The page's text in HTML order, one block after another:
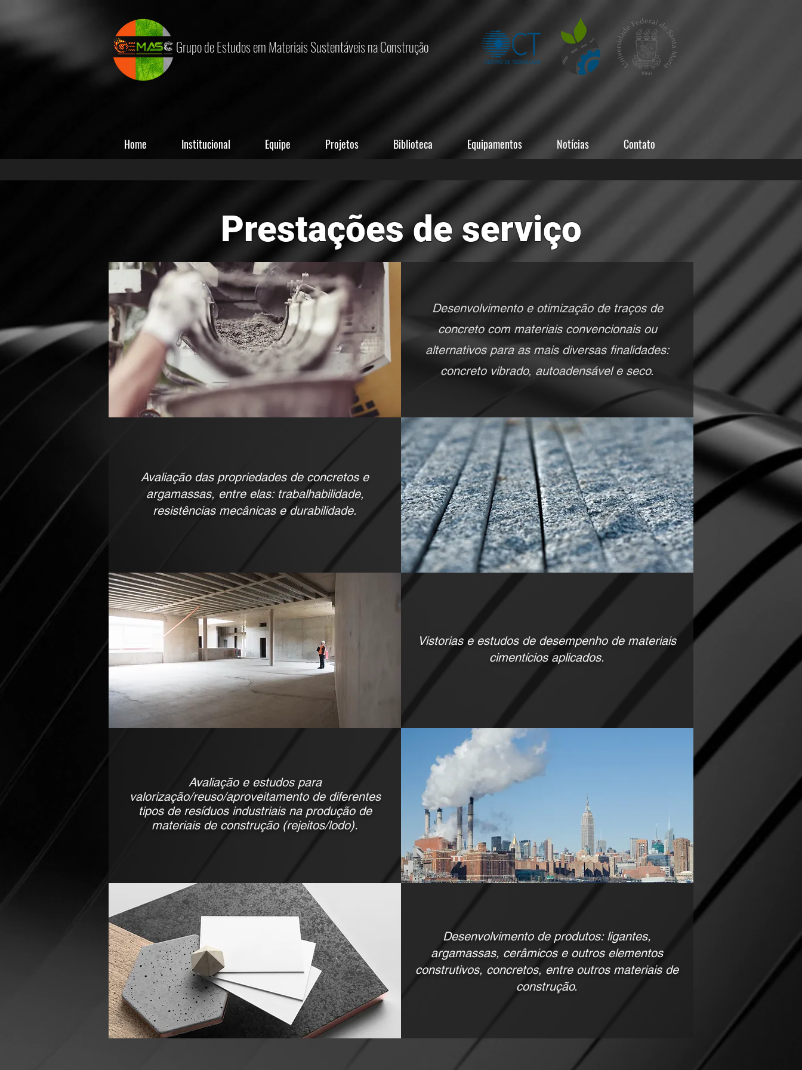
Grupo de Estudos em Materiais Sustentáveis na Construção
Home Institucional Equipe Projetos Biblioteca Equipamentos Notícias Contato
Prestações de serviço
Desenvolvimento e otimização de traços de
concreto com materiais convencionais ou
alternativos para as mais diversas finalidades:
concreto vibrado, autoadensável e seco.
Avaliação das propriedades de concretos e
argamassas, entre elas: trabalhabilidade,
resistências mecânicas e durabilidade.
Vistorias e estudos de desempenho de materiais
cimentícios aplicados.
Avaliação e estudos para
valorização/reuso/aproveitamento de diferentes
tipos de resíduos industriais na produção de
materiais de construção (rejeitos/lodo).
Desenvolvimento de produtos: ligantes,
argamassas, cerâmicos e outros elementos
construtivos, concretos, entre outros materiais de
construção.